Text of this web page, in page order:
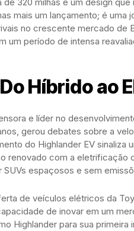
320 milhas e um design
mais um lançamento; é uma
no crescente mercado de
um período de intensa
Híbrido ao
e líder no
gerou debates sobre a
do Highlander EV sinaliza
renovado com a eletrificação
espaçosos e sem
de veículos elétricos da
de inovar em um
Highlander para sua primeira